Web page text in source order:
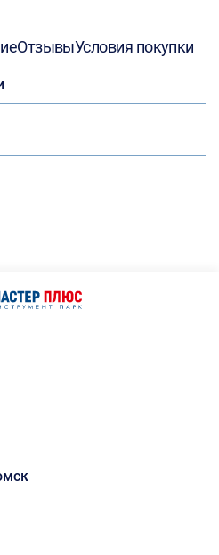
ОтзывыУсловия покупки